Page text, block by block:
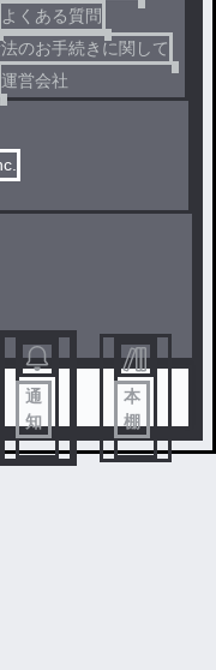
よくある質問
のお手続きに関して
運営会社
通
知
本
棚